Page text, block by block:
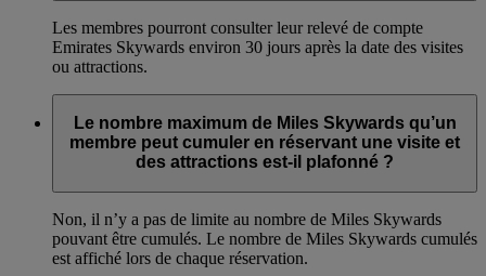
Les membres pourront consulter leur relevé de compte
Emirates Skywards environ 30 jours après la date des visites
ou attractions.
Le nombre maximum de Miles Skywards qu’un
membre peut cumuler en réservant une visite et
des attractions est-il plafonné ?
Non, il n’y a pas de limite au nombre de Miles Skywards
pouvant être cumulés. Le nombre de Miles Skywards cumulés
est affiché lors de chaque réservation.